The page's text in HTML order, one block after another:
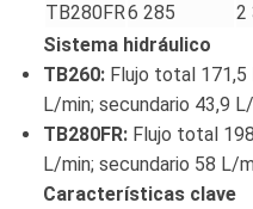
TB280FR6 285 2
Sistema hidráulico
TB260: Flujo total 171,5
L/min; secundario 43,9
TB280FR: Flujo total
L/min; secundario 58 L/
Características clave